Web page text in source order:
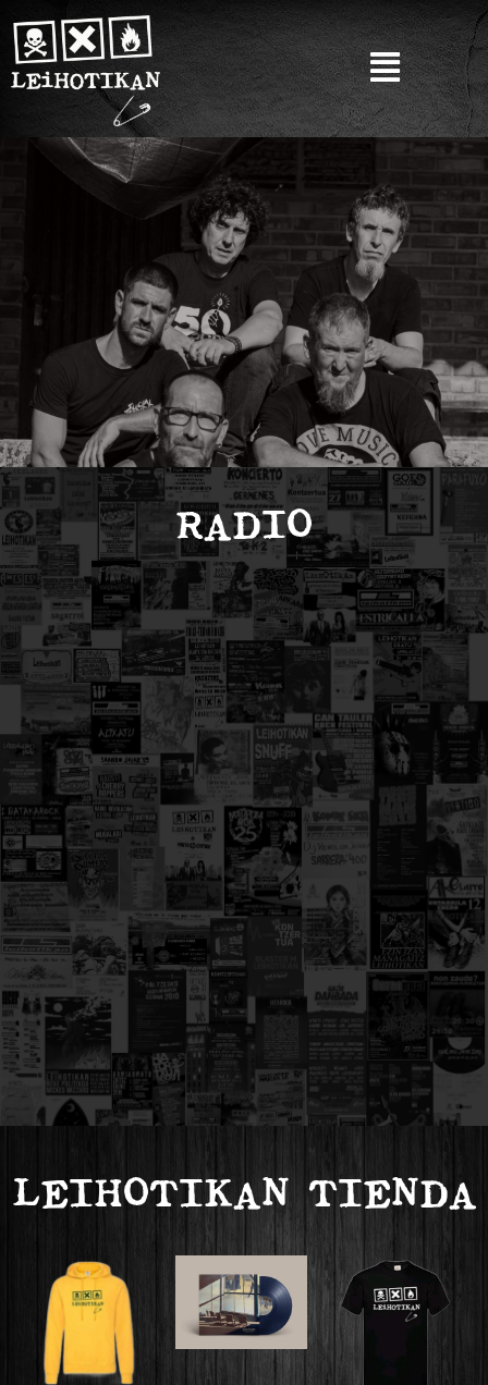
RADIO
LEIHOTIKAN TIENDA